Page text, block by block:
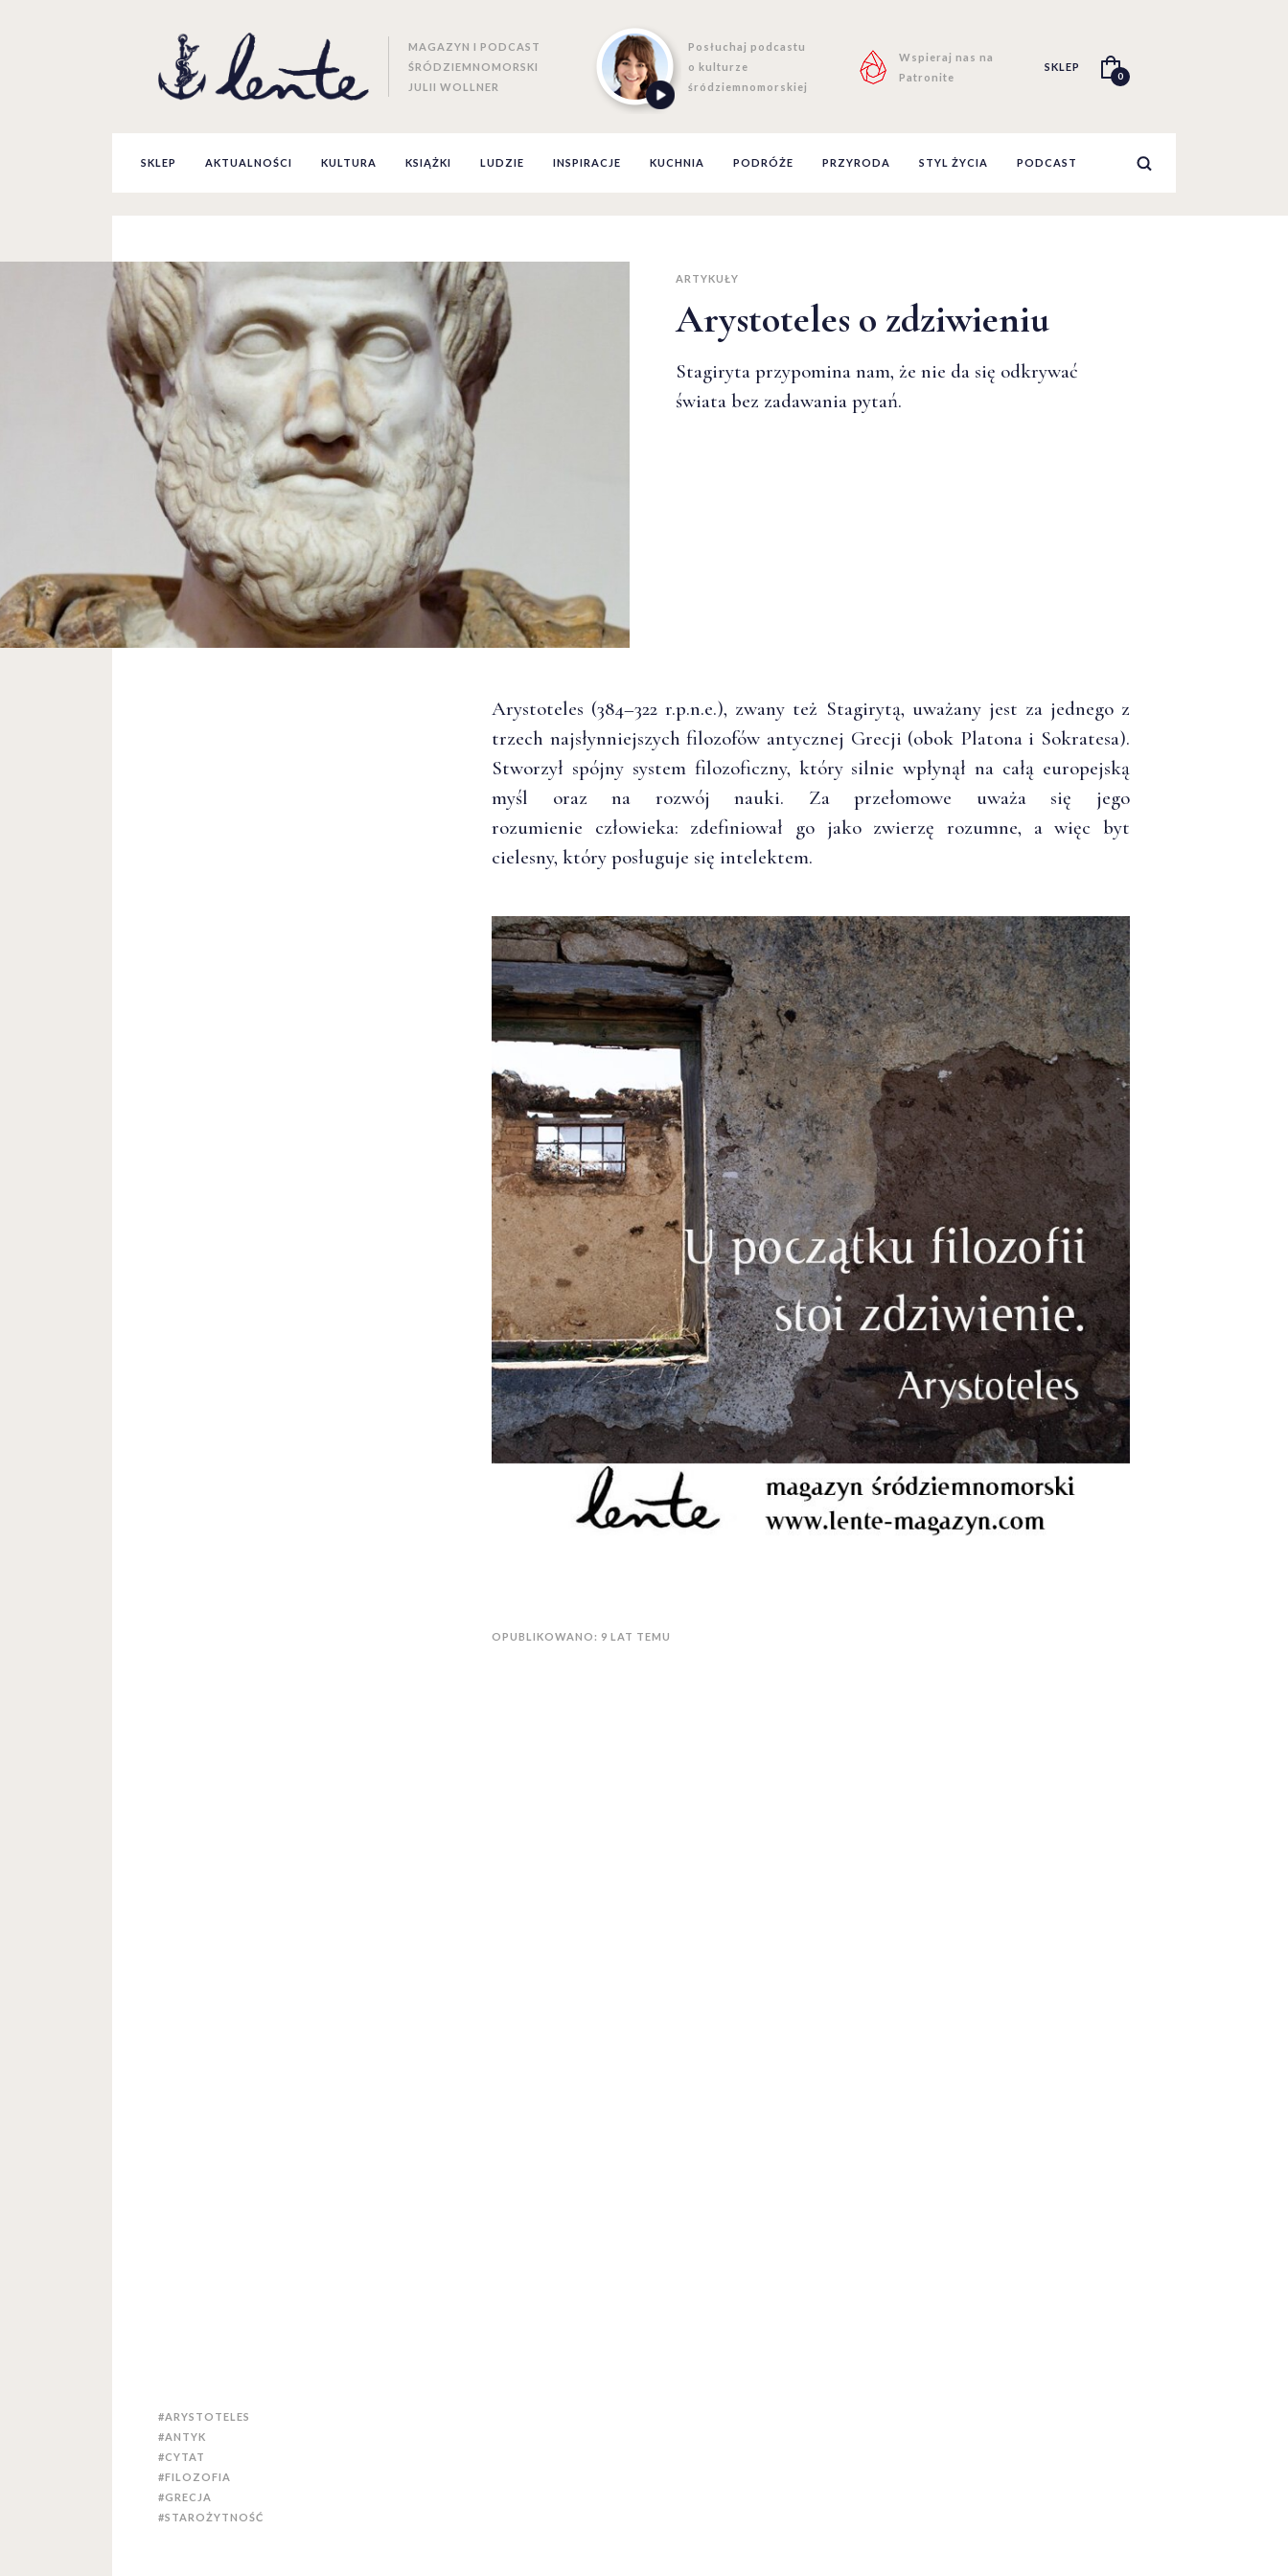
MAGAZYN I PODCAST
ŚRÓDZIEMNOMORSKI
JULII WOLLNER
Posłuchaj podcastu
o kulturze
śródziemnomorskiej
Wspieraj nas na
Patronite
SKLEP
0
SKLEP AKTUALNOŚCI KULTURA KSIĄŻKI LUDZIE INSPIRACJE KUCHNIA PODRÓŻE PRZYRODA STYL ŻYCIA PODCAST
ARTYKUŁY
Arystoteles o zdziwieniu
Stagiryta przypomina nam, że nie da się odkrywać
świata bez zadawania pytań.
#ARYSTOTELES
#ANTYK
#CYTAT
#FILOZOFIA
#GRECJA
#STAROŻYTNOŚĆ
Arystoteles (384–322 r.p.n.e.), zwany też Stagirytą, uważany jest za jednego z
trzech najsłynniejszych filozofów antycznej Grecji (obok Platona i Sokratesa).
Stworzył spójny system filozoficzny, który silnie wpłynął na całą europejską
myśl oraz na rozwój nauki. Za przełomowe uważa się jego
rozumienie człowieka: zdefiniował go jako zwierzę rozumne, a więc byt
cielesny, który posługuje się intelektem.
OPUBLIKOWANO: 9 LAT TEMU